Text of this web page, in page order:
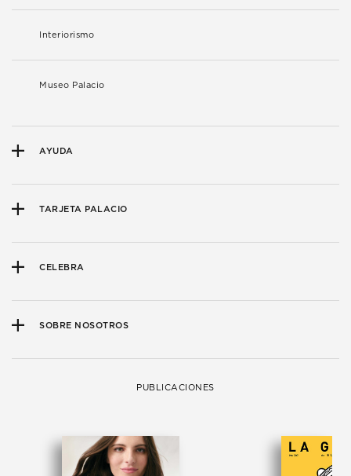
Interiorismo
Museo Palacio
AYUDA
TARJETA PALACIO
CELEBRA
SOBRE NOSOTROS
PUBLICACIONES